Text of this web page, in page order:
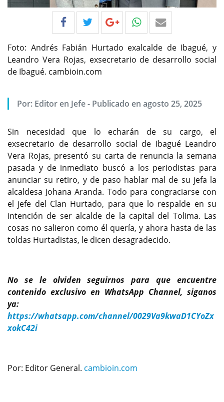
Foto: Andrés Fabián Hurtado exalcalde de Ibagué, y
Leandro Vera Rojas, exsecretario de desarrollo social
de Ibagué. cambioin.com
Por: Editor en Jefe- Publicado en agosto 25, 2025
Sin necesidad que lo echarán de su cargo, el
exsecretario de desarrollo social de Ibagué Leandro
Vera Rojas, presentó su carta de renuncia la semana
pasada y de inmediato buscó a los periodistas para
anunciar su retiro, y de paso hablar mal de su jefa la
alcaldesa Johana Aranda. Todo para congraciarse con
el jefe del Clan Hurtado, para que lo respalde en su
intención de ser alcalde de la capital del Tolima. Las
cosas no salieron como él quería, y ahora hasta de las
toldas Hurtadistas, le dicen desagradecido.
No se le olviden seguirnos para que encuentre
contenido exclusivo en WhatsApp Channel, siganos
ya:
https://whatsapp.com/channel/0029Va9kwaD1CYoZx
xokC42i
Por: Editor General. cambioin.com